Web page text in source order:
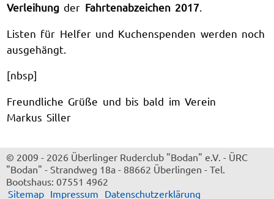
Verleihung der Fahrtenabzeichen 2017.
Listen für Helfer und Kuchenspenden werden noch
ausgehängt.
[nbsp]
Freundliche Grüße und bis bald im Verein
Markus Siller
© 2009 - 2026 Überlinger Ruderclub "Bodan" e.V. - ÜRC
"Bodan" - Strandweg 18a - 88662 Überlingen - Tel.
Bootshaus: 07551 4962
Sitemap Impressum Datenschutzerklärung